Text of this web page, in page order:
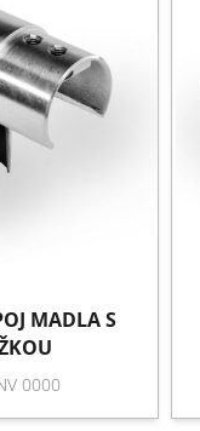
MADLA S
0000